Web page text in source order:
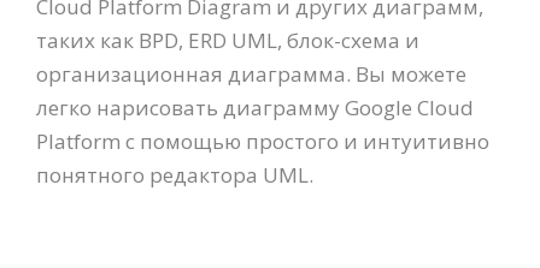
Cloud Platform Diagram и других диаграмм,
таких как BPD, ERD UML, блок-схема и
организационная диаграмма. Вы можете
легко нарисовать диаграмму Google Cloud
Platform с помощью простого и интуитивно
понятного редактора UML.